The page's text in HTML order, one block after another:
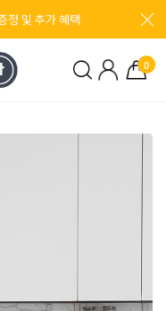
정 및 추가 혜택
0